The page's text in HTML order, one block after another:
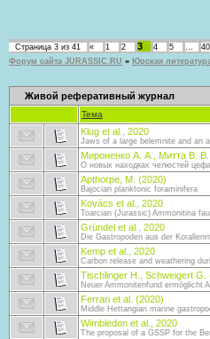
Страница 3 из 41 « 1 2 3 4 5 … 40
Форум сайта JURASSIC.RU » Юрская
Живой реферативный журнал
Тема
Klug et al., 2020
Jaws of a large belemnite and an
Мироненко А. А., Митта В. В.
О новых находках челюстей
Apthorpe, M. (2020)
Bajocian planktonic foraminifera
Kovács et al., 2020
Toarcian (Jurassic) Ammonitina
Gründel et al., 2020
Die Gastropoden aus der
Kemp et al., 2020
Carbon release and weathering
Tischlinger H., Schweigert G.
Neuer Ammonitenfund ermöglicht
Ferrari et al. (2020)
Middle Hettangian marine
Wimbledon et al., 2020
The proposal of a GSSP for the